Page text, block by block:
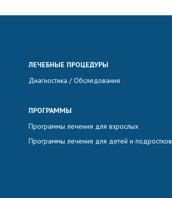
ЛЕЧЕБНЫЕ ПРОЦЕДУРЫ
Диагностика / Обследования
ПРОГРАММЫ
Программы лечения для взрослых
Программы лечения для детей и подростков